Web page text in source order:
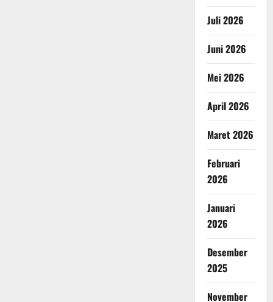
Juli 2026
Juni 2026
Mei 2026
April 2026
Maret 2026
Februari
2026
Januari
2026
Desember
2025
November